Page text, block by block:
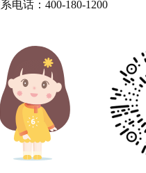
电话：400-180-1200